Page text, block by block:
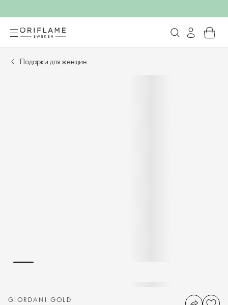
Подарки для женщин
GIORDANI GOLD